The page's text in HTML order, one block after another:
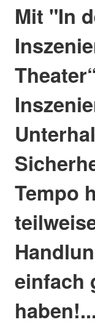
Mit "In
Tempo
einfach